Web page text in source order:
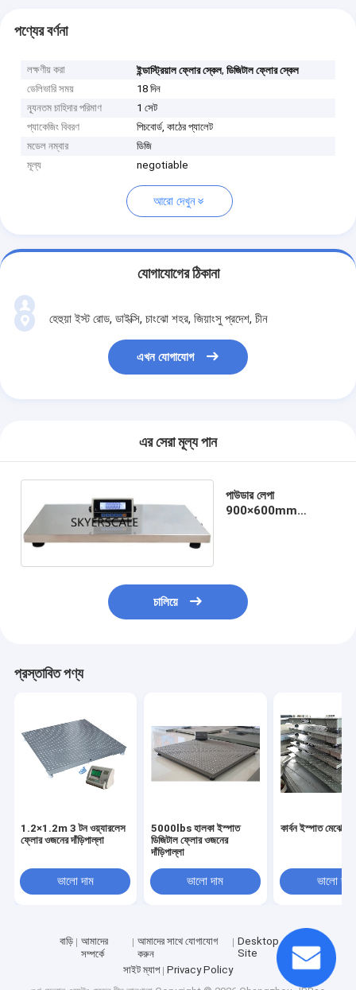
পণ্যের বর্ণনা
লক্ষণীয় করা ইন্ডাস্ট্রিয়াল ফ্লোর স্কেল,ডিজিটাল ফ্লোর স্কেল
ডেলিভারি সময়
18 দিন
ন্যূনতম চাহিদার পরিমাণ
1 সেট
প্যাকেজিং বিবরণ
পিচবোর্ড, কাঠের প্যালেট
মডেল নম্বার
ডিজি
মূল্য
negotiable
আরো দেখুন
যোগাযোগের ঠিকানা
হেহুয়া ইস্ট রোড, ডাইক্সি, চাংঝো শহর, জিয়াংসু প্রদেশ, চীন
এখন যোগাযোগ
এর সেরা মূল্য পান
পাউডার লেপা
900×600mm
চালিয়ে
প্রস্তাবিত পণ্য
1.2×1.2m 3 টন ওয়্যারলেস
ফ্লোর ওজনের দাঁড়িপাল্লা
ভালো দাম
5000lbs হালকা ইস্পাত
ডিজিটাল ফ্লোর ওজনের
দাঁড়িপাল্লা
ভালো দাম
কার্বন ইস্পাত মেঝে
ভালো দাম
বাড়ি
আমাদের
সম্পর্কে
আমাদের সাথে যোগাযোগ
করুন
Desktop
Site
সাইট ম্যাপ
Privacy Policy